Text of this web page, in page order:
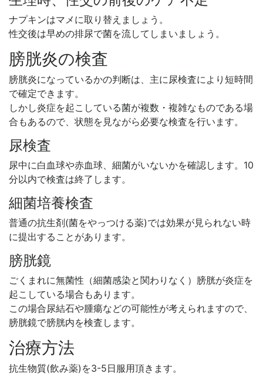
ナプキンはマメに取り替えましょう。
性交後は早めの排尿で菌を流してしまいましょう。
膀胱炎の検査
膀胱炎になっているかの判断は、主に尿検査により短時間
で確定できます。
しかし炎症を起こしている菌が複数・複雑なものである場
合もあるので、状態を見ながら必要な検査を行います。
尿検査
尿中に白血球や赤血球、細菌がいないかを確認します。10
分以内で検査は終了します。
細菌培養検査
普通の抗生剤(菌をやっつける薬)では効果が見られない時
に提出することがあります。
膀胱鏡
ごくまれに無菌性（細菌感染と関わりなく）膀胱が炎症を
起こしている場合もあります。
この場合尿結石や腫瘍などの可能性が考えられますので、
膀胱鏡で膀胱内を検査します。
治療方法
抗生物質(飲み薬)を3-5日服用頂きます。